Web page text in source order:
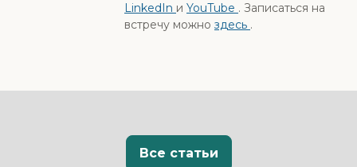
LinkedIn и YouTube . Записаться на
встречу можно здесь .
Все статьи